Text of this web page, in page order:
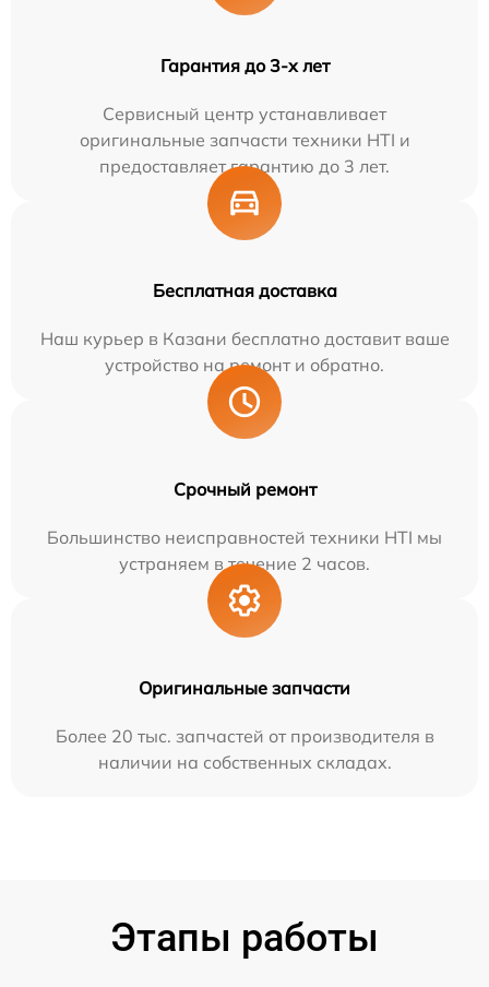
Гарантия до 3-х лет
Сервисный центр устанавливает
оригинальные запчасти техники HTI и
предоставляет гарантию до 3 лет.
Бесплатная доставка
Наш курьер в Казани бесплатно доставит ваше
устройство на ремонт и обратно.
Срочный ремонт
Большинство неисправностей техники HTI мы
устраняем в течение 2 часов.
Оригинальные запчасти
Более 20 тыс. запчастей от производителя в
наличии на собственных складах.
Этапы работы